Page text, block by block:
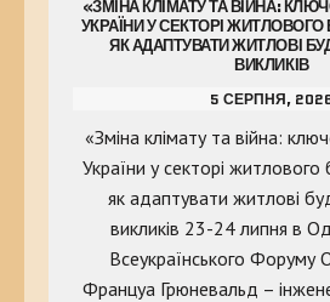
«ЗМІНА КЛІМАТУ ТА ВІЙНА:
УКРАЇНИ У СЕКТОРІ ЖИТЛОВОГО
ЯК АДАПТУВАТИ ЖИТЛОВІ
ВИКЛИКІВ
5 СЕРПНЯ,
«Зміна клімату та війна:
України у секторі житлового
як адаптувати житлові
викликів 23-24 липня в
Всеукраїнського
Француа Грюневальд –